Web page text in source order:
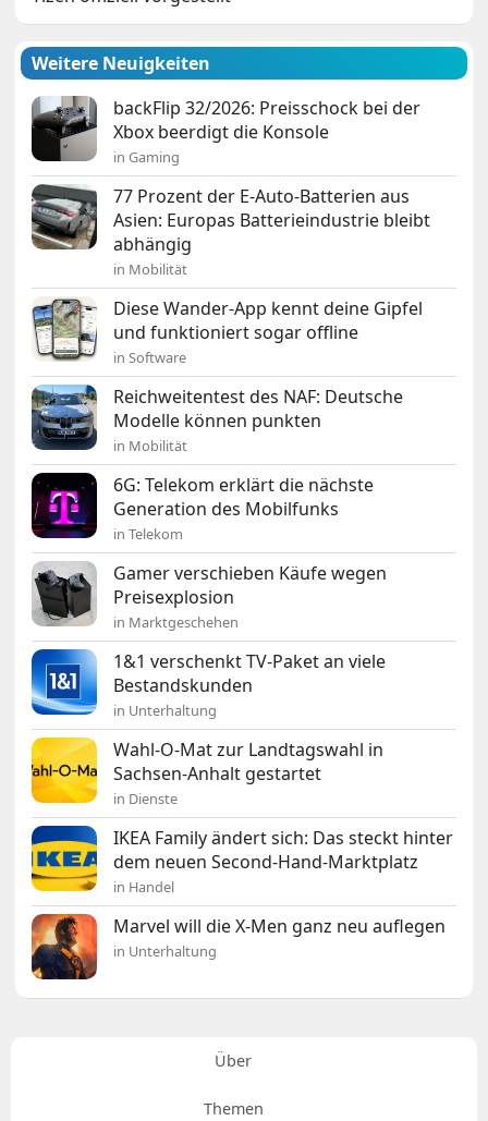
Weitere Neuigkeiten
backFlip 32/2026: Preisschock bei der
Xbox beerdigt die Konsole
in Gaming
77 Prozent der E-Auto-Batterien aus
Asien: Europas Batterieindustrie bleibt
abhängig
in Mobilität
Diese Wander-App kennt deine Gipfel
und funktioniert sogar offline
in Software
Reichweitentest des NAF: Deutsche
Modelle können punkten
in Mobilität
6G: Telekom erklärt die nächste
Generation des Mobilfunks
in Telekom
Gamer verschieben Käufe wegen
Preisexplosion
in Marktgeschehen
1&1 verschenkt TV-Paket an viele
Bestandskunden
in Unterhaltung
Wahl-O-Mat zur Landtagswahl in
Sachsen-Anhalt gestartet
in Dienste
IKEA Family ändert sich: Das steckt hinter
dem neuen Second-Hand-Marktplatz
in Handel
Marvel will die X-Men ganz neu auflegen
in Unterhaltung
Über
Themen